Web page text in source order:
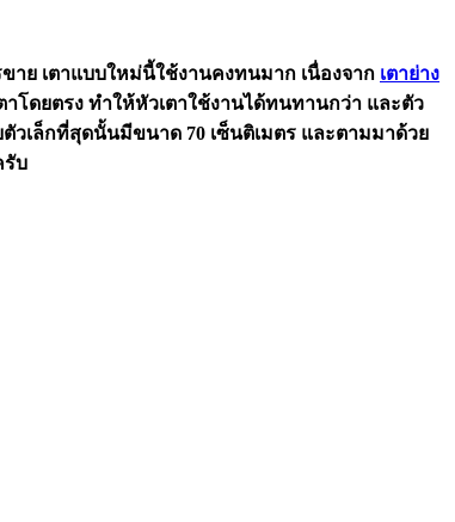
ย เตาแบบใหม่นี้ใช้งานคงทนมาก เนื่องจาก เตาย่าง
โดยตรง ทำให้หัวเตาใช้งานได้ทนทานกว่า และตัว
วเล็กที่สุดนั้นมีขนาด 70 เซ็นติเมตร และตามมาด้วย
รับ